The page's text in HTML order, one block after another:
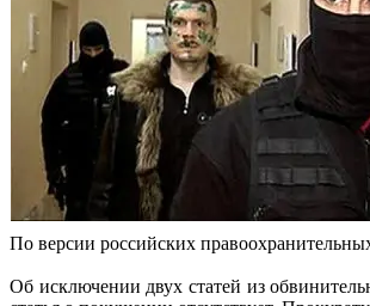
По версии российских
Об исключении двух статей из